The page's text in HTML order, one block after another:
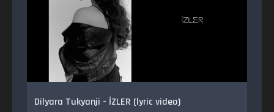
Dilyara Tukyanji - İZLER (lyric video)